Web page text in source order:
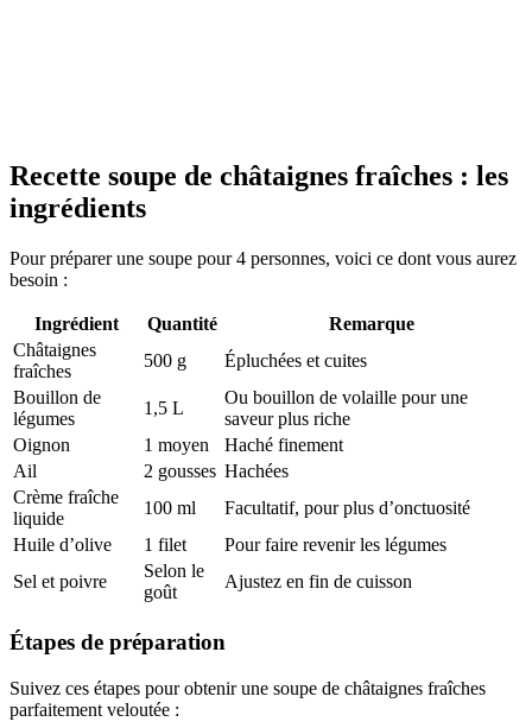
Recette soupe de châtaignes fraîches : les
ingrédients
Pour préparer une soupe pour 4 personnes, voici ce dont vous aurez
besoin :
Ingrédient Quantité
Remarque
Châtaignes
fraîches
500 g
Épluchées et cuites
Bouillon de
légumes
1,5 L
Ou bouillon de volaille pour une
saveur plus riche
Oignon
1 moyen
Haché finement
Ail
2 gousses Hachées
Crème fraîche
liquide
100 ml
Facultatif, pour plus d’onctuosité
Huile d’olive
1 filet
Pour faire revenir les légumes
Sel et poivre
Selon le
goût
Ajustez en fin de cuisson
Étapes de préparation
Suivez ces étapes pour obtenir une soupe de châtaignes fraîches
parfaitement veloutée :